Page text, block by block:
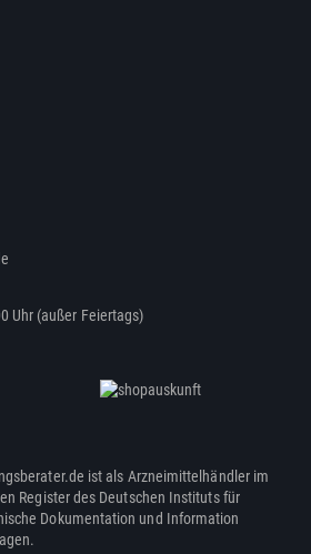
Uhr (außer Feiertags)
ist als Arzneimittelhändler im
Register des Deutschen Instituts für
Dokumentation und Information